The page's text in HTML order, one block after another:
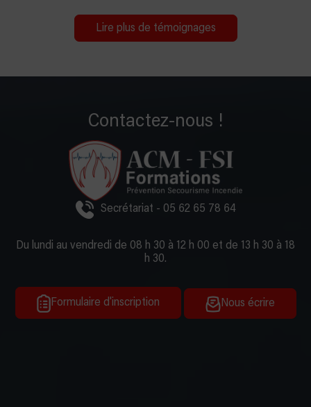
Lire plus de témoignages
Contactez-nous !
Secrétariat - 05 62 65 78 64
Du lundi au vendredi de 08 h 30 à 12 h 00 et de 13 h 30 à 18
h 30.
Formulaire d'inscription Nous écrire